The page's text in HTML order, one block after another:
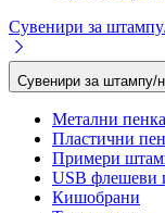
Сувенири за
Сувенири за штампу/
Метални
Пластични
Примери
USB флешеви
Кишобрани